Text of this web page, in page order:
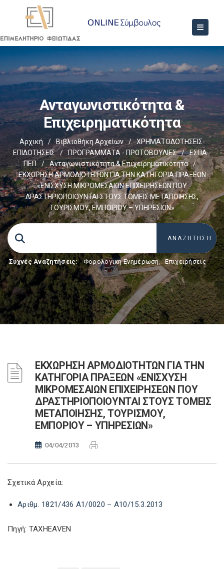
Ανταγωνιστικότητα &
Επιχειρηματικότητα
Αρχική / Βιβλιοθήκη Αρχείων /
ΧΡΗΜΑΤΟΔΟΤΗΣΕΙΣ-
ΕΠΙΔΟΤΗΣΕΙΣ
/ ΠΡΟΓΡΑΜΜΑΤΑ - ΠΡΩΤΟΒΟΥΛΙΕΣ /
ΕΣΠΑ -
ΠΕΠ
/ Ανταγωνιστικότητα & Επιχειρηματικότητα
/
ΕΚΧΩΡΗΣΗ ΑΡΜΟΔΙΟΤΗΤΩΝ ΓΙΑ ΤΗΝ ΚΑΤΗΓΟΡΙΑ ΠΡΑΞΕΩΝ
«ΕΝΙΣΧΥΣΗ ΜΙΚΡΟΜΕΣΑΙΩΝ ΕΠΙΧΕΙΡΗΣΕΩΝ ΠΟΥ
ΔΡΑΣΤΗΡΙΟΠΟΙΟΥΝΤΑΙ ΣΤΟΥΣ ΤΟΜΕΙΣ ΜΕΤΑΠΟΙΗΣΗΣ,
ΤΟΥΡΙΣΜΟΥ, ΕΜΠΟΡΙΟΥ – ΥΠΗΡΕΣΙΩΝ»
Συχνές Αναζητήσεις: Φορολογικη Ενημέρωση, Επιχειρήσεις
ΕΚΧΩΡΗΣΗ ΑΡΜΟΔΙΟΤΗΤΩΝ ΓΙΑ ΤΗΝ
ΚΑΤΗΓΟΡΙΑ ΠΡΑΞΕΩΝ «ΕΝΙΣΧΥΣΗ
ΜΙΚΡΟΜΕΣΑΙΩΝ ΕΠΙΧΕΙΡΗΣΕΩΝ ΠΟΥ
ΔΡΑΣΤΗΡΙΟΠΟΙΟΥΝΤΑΙ ΣΤΟΥΣ ΤΟΜΕΙΣ
ΜΕΤΑΠΟΙΗΣΗΣ, ΤΟΥΡΙΣΜΟΥ,
ΕΜΠΟΡΙΟΥ – ΥΠΗΡΕΣΙΩΝ»
04/04/2013
Σχετικά Αρχεία:
Αριθμ. 1821/436 A1/0020 – A10/15.3.2013
Πηγή: TAXHEAVEN